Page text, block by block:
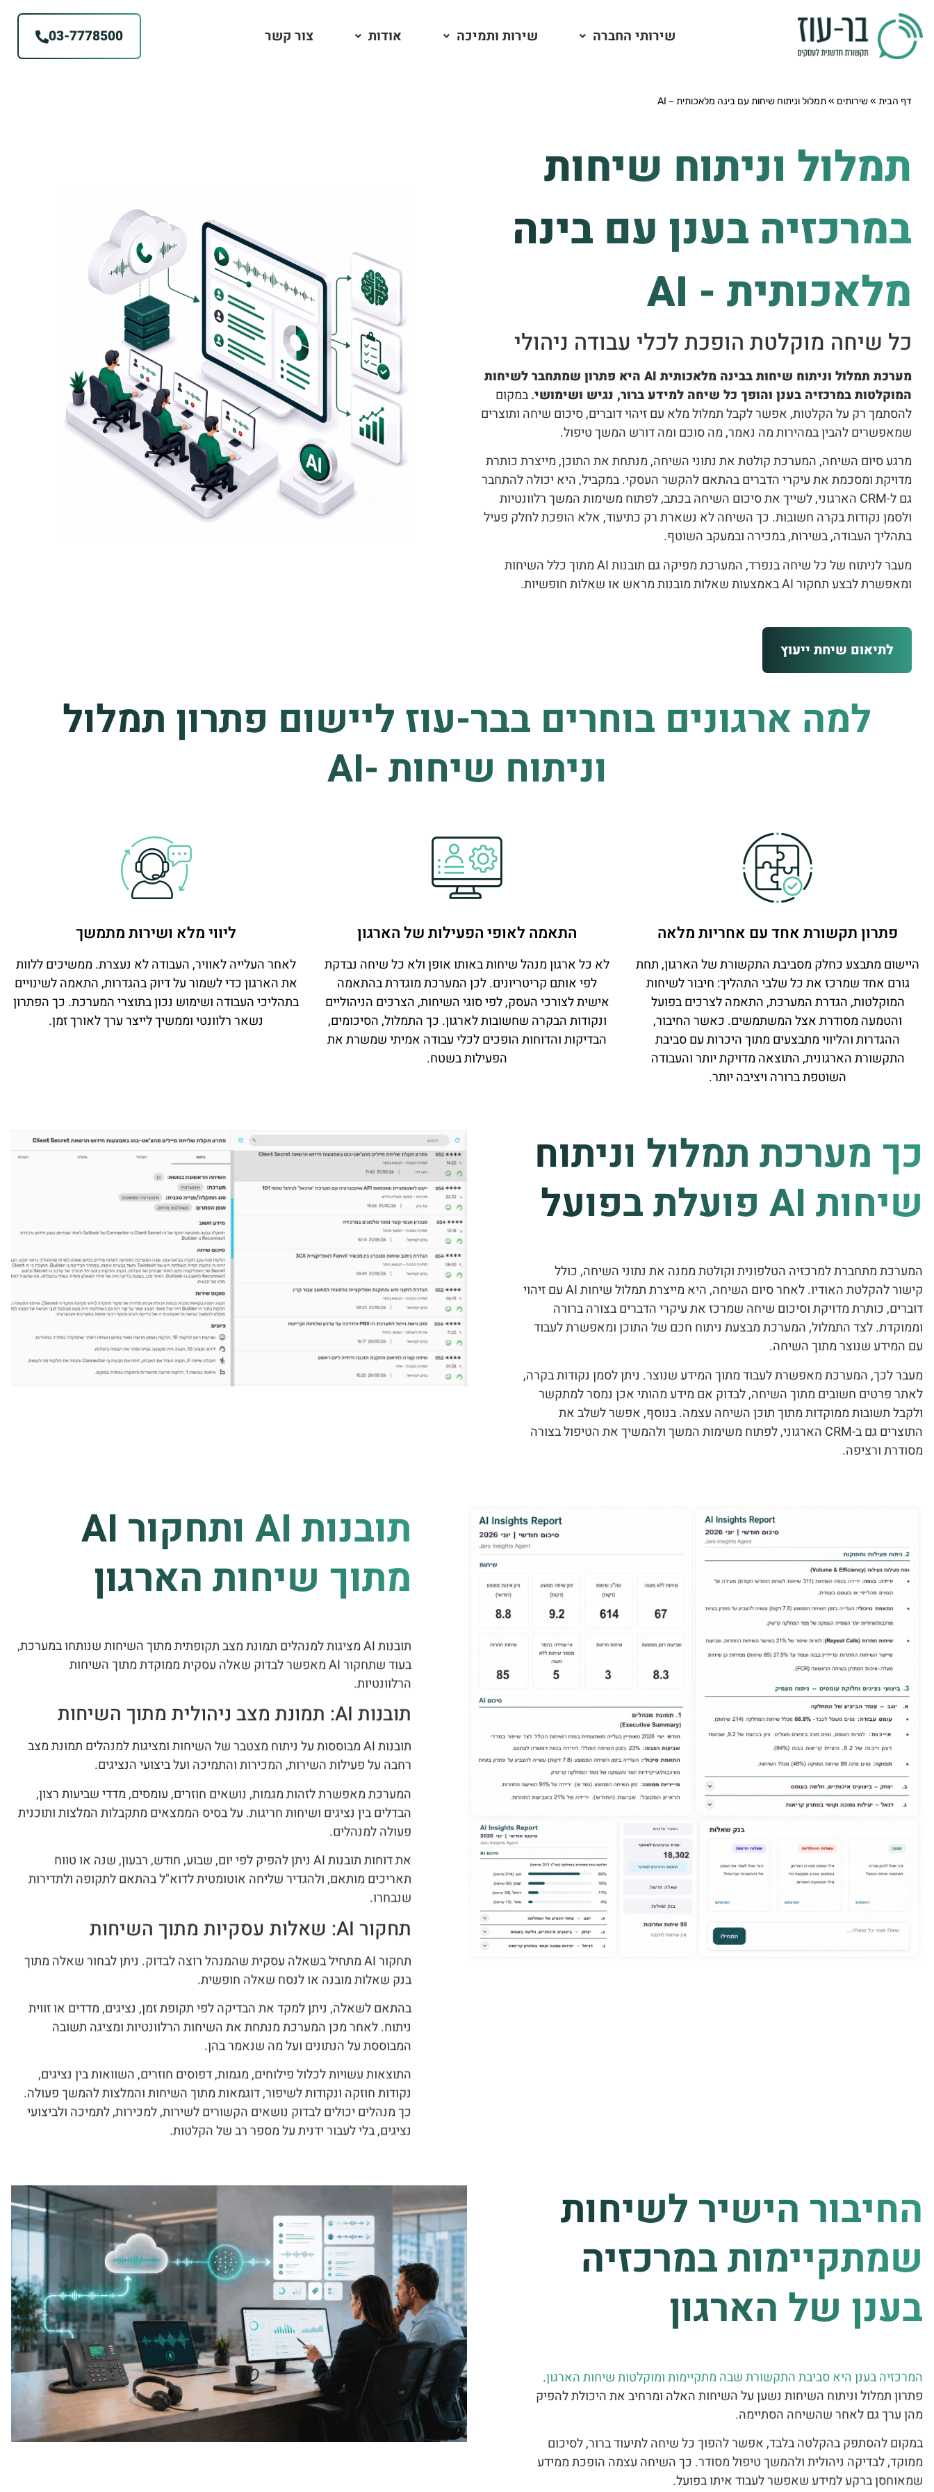
שירותי החברה שירות ותמיכה אודות צור קשר 03-7778500
דף הבית »שירותים »תמלול וניתוח שיחות עם בינה מלאכותית – AI
תמלול וניתוח שיחות
במרכזיה בענן עם בינה
מלאכותית - AI
כל שיחה מוקלטת הופכת לכלי עבודה ניהולי
מערכת תמלול וניתוח שיחות בבינה מלאכותית AI היא פתרון שמתחבר לשיחות
המוקלטות במרכזיה בענן והופך כל שיחה למידע ברור, נגיש ושימושי.במקום
להסתמך רק על הקלטות, אפשר לקבל תמלול מלא עם זיהוי דוברים, סיכום שיחה ותוצרים
שמאפשרים להבין במהירות מה נאמר, מה סוכם ומה דורש המשך טיפול.
מרגע סיום השיחה, המערכת קולטת את נתוני השיחה, מנתחת את התוכן, מייצרת כותרת
מדויקת ומסכמת את עיקרי הדברים בהתאם להקשר העסקי. במקביל, היא יכולה להתחבר
גם ל-CRM הארגוני, לשייך את סיכום השיחה בכתב, לפתוח משימות המשך רלוונטיות
ולסמן נקודות בקרה חשובות. כך השיחה לא נשארת רק כתיעוד, אלא הופכת לחלק פעיל
בתהליך העבודה, בשירות, במכירה ובמעקב השוטף.
מעבר לניתוח של כל שיחה בנפרד, המערכת מפיקה גם תובנות AI מתוך כלל השיחות
ומאפשרת לבצע תחקור AI באמצעות שאלות מובנות מראש או שאלות חופשיות.
לתיאום שיחת ייעוץ
למה ארגונים בוחרים בבר-עוז ליישום פתרון תמלול
וניתוח שיחות -AI
פתרון תקשורת אחד עם אחריות מלאה
היישום מתבצע כחלק מסביבת התקשורת של הארגון, תחת
גורם אחד שמרכז את כל שלבי התהליך: חיבור לשיחות
המוקלטות, הגדרת המערכת, התאמה לצרכים בפועל
והטמעה מסודרת אצל המשתמשים. כאשר החיבור,
ההגדרות והליווי מתבצעים מתוך היכרות עם סביבת
התקשורת הארגונית, התוצאה מדויקת יותר והעבודה
השוטפת ברורה ויציבה יותר.
התאמה לאופי הפעילות של הארגון
לא כל ארגון מנהל שיחות באותו אופן ולא כל שיחה נבדקת
לפי אותם קריטריונים. לכן המערכת מוגדרת בהתאמה
אישית לצורכי העסק, לפי סוגי השיחות, הצרכים הניהוליים
ונקודות הבקרה שחשובות לארגון. כך התמלול, הסיכומים,
הבדיקות והדוחות הופכים לכלי עבודה אמיתי שמשרת את
הפעילות בשטח.
ליווי מלא ושירות מתמשך
לאחר העלייה לאוויר, העבודה לא נעצרת. ממשיכים ללוות
את הארגון כדי לשמור על דיוק בהגדרות, התאמה לשינויים
בתהליכי העבודה ושימוש נכון בתוצרי המערכת. כך הפתרון
נשאר רלוונטי וממשיך לייצר ערך לאורך זמן.
כך מערכת תמלול וניתוח
שיחות AI פועלת בפועל
המערכת מתחברת למרכזיה הטלפונית וקולטת ממנה את נתוני השיחה, כולל
קישור להקלטת האודיו. לאחר סיום השיחה, היא מייצרת תמלול שיחות AI עם זיהוי
דוברים, כותרת מדויקת וסיכום שיחה שמרכז את עיקרי הדברים בצורה ברורה
וממוקדת. לצד התמלול, המערכת מבצעת ניתוח חכם של התוכן ומאפשרת לעבוד
עם המידע שנוצר מתוך השיחה.
מעבר לכך, המערכת מאפשרת לעבוד מתוך המידע שנוצר. ניתן לסמן נקודות בקרה,
לאתר פרטים חשובים מתוך השיחה, לבדוק אם מידע מהותי אכן נמסר למתקשר
ולקבל תשובות ממוקדות מתוך תוכן השיחה עצמה. בנוסף, אפשר לשלב את
התוצרים גם ב-CRM הארגוני, לפתוח משימות המשך ולהמשיך את הטיפול בצורה
מסודרת ורציפה.
תובנות AI ותחקור AI
מתוך שיחות הארגון
תובנות AI מציגות למנהלים תמונת מצב תקופתית מתוך השיחות שנותחו במערכת,
בעוד שתחקור AI מאפשר לבדוק שאלה עסקית ממוקדת מתוך השיחות
הרלוונטיות.
תובנות AI: תמונת מצב ניהולית מתוך השיחות
תובנות AI מבוססות על ניתוח מצטבר של השיחות ומציגות למנהלים תמונת מצב
רחבה על פעילות השירות, המכירות והתמיכה ועל ביצועי הנציגים.
המערכת מאפשרת לזהות מגמות, נושאים חוזרים, עומסים, מדדי שביעות רצון,
הבדלים בין נציגים ושיחות חריגות. על בסיס הממצאים מתקבלות המלצות ותוכנית
פעולה למנהלים.
את דוחות תובנות AI ניתן להפיק לפי יום, שבוע, חודש, רבעון, שנה או טווח
תאריכים מותאם, ולהגדיר שליחה אוטומטית לדוא"ל בהתאם לתקופה ולתדירות
שנבחרו.
תחקור AI: שאלות עסקיות מתוך השיחות
תחקור AI מתחיל בשאלה עסקית שהמנהל רוצה לבדוק. ניתן לבחור שאלה מתוך
בנק שאלות מובנה או לנסח שאלה חופשית.
בהתאם לשאלה, ניתן למקד את הבדיקה לפי תקופת זמן, נציגים, מדדים או זווית
ניתוח. לאחר מכן המערכת מנתחת את השיחות הרלוונטיות ומציגה תשובה
המבוססת על הנתונים ועל מה שנאמר בהן.
התוצאות עשויות לכלול פילוחים, מגמות, דפוסים חוזרים, השוואות בין נציגים,
נקודות חוזקה ונקודות לשיפור, דוגמאות מתוך השיחות והמלצות להמשך פעולה.
כך מנהלים יכולים לבדוק נושאים הקשורים לשירות, למכירות, לתמיכה ולביצועי
נציגים, בלי לעבור ידנית על מספר רב של הקלטות.
החיבור הישיר לשיחות
שמתקיימות במרכזיה
בענן של הארגון
המרכזיה בענן היא סביבת התקשורת שבה מתקיימות ומוקלטות שיחות הארגון.
פתרון תמלול וניתוח השיחות נשען על השיחות האלה ומרחיב את היכולת להפיק
מהן ערך גם לאחר שהשיחה הסתיימה.
במקום להסתפק בהקלטה בלבד, אפשר להפוך כל שיחה לתיעוד ברור, לסיכום
ממוקד, לבדיקה ניהולית ולהמשך טיפול מסודר. כך השיחה עצמה הופכת ממידע
שמאוחסן ברקע למידע שאפשר לעבוד איתו בפועל.